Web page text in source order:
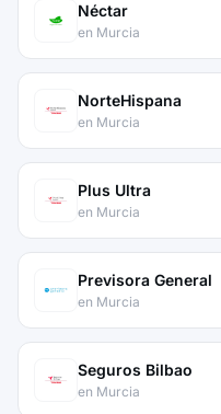
Néctar
en Murcia
NorteHispana
en Murcia
Plus Ultra
en Murcia
Previsora General
en Murcia
Seguros Bilbao
en Murcia